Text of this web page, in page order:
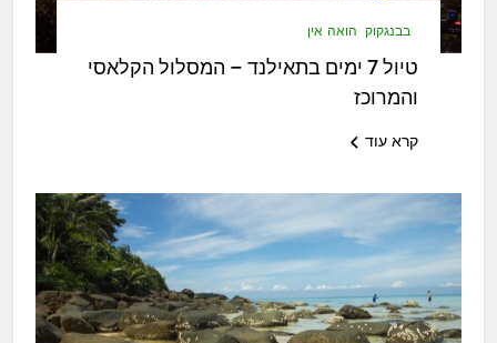
בבנגקוק הואה אין
טיול 7 ימים בתאילנד – המסלול הקלאסי
והמרוכז
קרא עוד